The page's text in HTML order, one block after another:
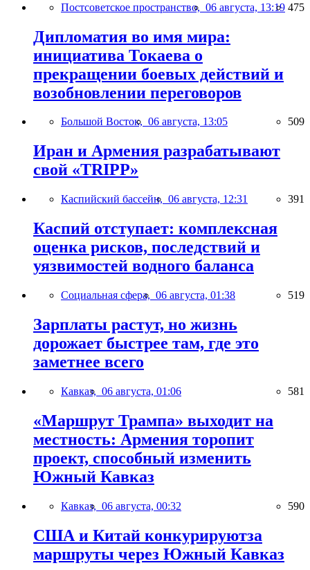
Постсоветское пространство, 06 августа, 13:19 475
Дипломатия во имя мира:
инициатива Токаева о
прекращении боевых действий и
возобновлении переговоров
Большой Восток, 06 августа, 13:05 509
Иран и Армения разрабатывают
свой «TRIPP»
Каспийский бассейн, 06 августа, 12:31 391
Каспий отступает: комплексная
оценка рисков, последствий и
уязвимостей водного баланса
Социальная сфера, 06 августа, 01:38 519
Зарплаты растут, но жизнь
дорожает быстрее там, где это
заметнее всего
Кавказ, 06 августа, 01:06 581
«Маршрут Трампа» выходит на
местность: Армения торопит
проект, способный изменить
Южный Кавказ
Кавказ, 06 августа, 00:32 590
США и Китай конкурируютза
маршруты через Южный Кавказ